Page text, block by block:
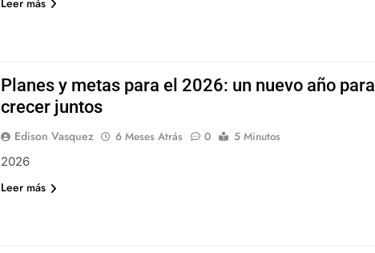
Planes y metas para el 2026: un nuevo año para
crecer juntos
Edison Vasquez 6 Meses Atrás 0
5 Minutos
2026
Leer más